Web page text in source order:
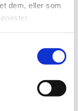
dem, eller som
arbejder